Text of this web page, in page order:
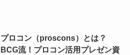
プロコン（proscons）とは？
BCG流！プロコン活用プレゼン資